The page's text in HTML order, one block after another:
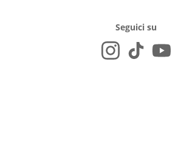
Seguici su